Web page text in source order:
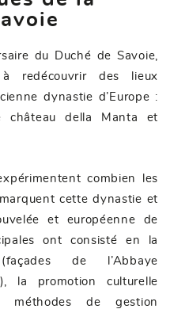
du Duché de Savoie,
redécouvrir des lieux
dynastie d’Europe :
château della Manta et
combien les
cette dynastie et
et européenne de
ont consisté en la
de l’Abbaye
la promotion culturelle
méthodes de gestion